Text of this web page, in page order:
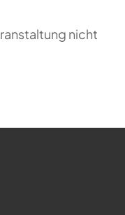
nicht